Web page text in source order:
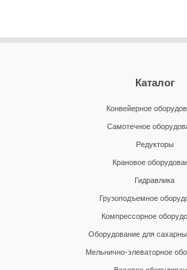
Каталог
Конвейерное
Самотечное
Редукторы
Крановое
Гидравлика
Грузоподъемное
Компрессорное
Оборудование для
Мельнично-элеваторное